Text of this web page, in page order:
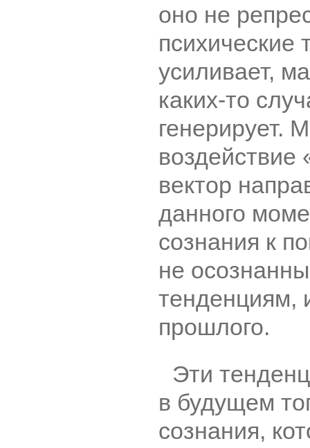
оно не
психические
усиливает,
каких-то
генерирует.
воздействие
вектор
данного
сознания к
не
тенденциям,
прошлого.
Эти
в будущем
сознания,